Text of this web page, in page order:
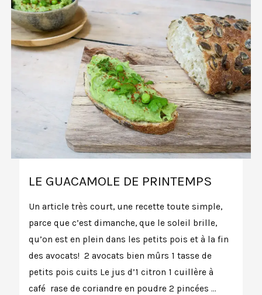
LE GUACAMOLE DE PRINTEMPS
Un article très court, une recette toute simple,
parce que c’est dimanche, que le soleil brille,
qu’on est en plein dans les petits pois et à la fin
des avocats! 2 avocats bien mûrs 1 tasse de
petits pois cuits Le jus d’1 citron 1 cuillère à
café rase de coriandre en poudre 2 pincées …